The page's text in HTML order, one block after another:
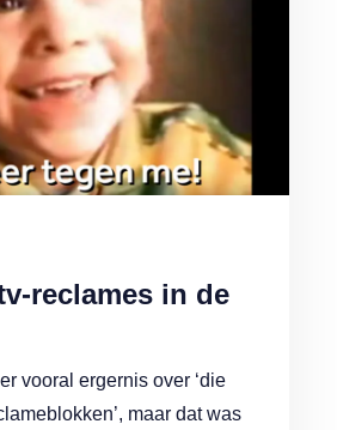
reclames in de
vooral ergernis over ‘die
maar dat was